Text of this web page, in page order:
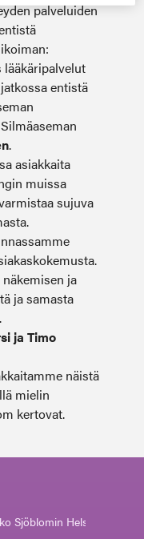
palveluiden
entistä
.
asiakkaita
muissa
sujuva
ja
ja samasta
ja Timo
näistä
mielin
kertovat.
Sjöblomin Helsingin